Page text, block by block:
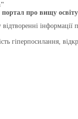
про вищу
інформації
гіперпосилання,